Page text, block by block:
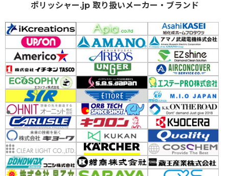
ポリッシャー.jp 取り扱いメーカー・ブランド